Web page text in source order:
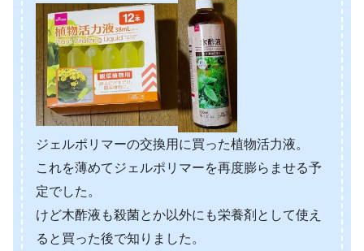
ジェルポリマーの交換用に買った植物活力液。
これを薄めてジェルポリマーを再度膨らませる予
定でした。
けど木酢液も殺菌とか以外にも栄養剤として使え
ると買った後で知りました。